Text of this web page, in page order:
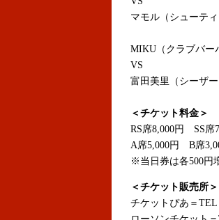
マモル（シューテ
MIKU（クラブバー
VS
富田美里（シーザ
＜チケット料金＞
RS席8,000円 SS席
A席5,000円 B席
※当日券は各500円
＜チケット販売所＞
チケットぴあ＝TEL